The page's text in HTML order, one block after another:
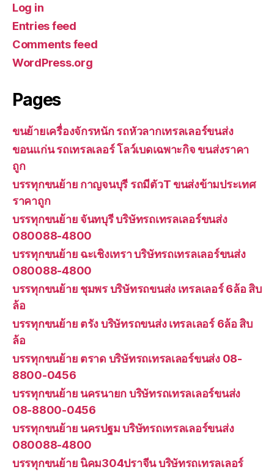
Log in
Entries feed
Comments feed
WordPress.org
Pages
ขนย้ายเครื่องจักรหนัก รถหัวลากเทรลเลอร์ขนส่ง
ขอนแก่น รถเทรลเลอร์ โลว์เบดเฉพาะกิจ ขนส่งราคา
ถูก
บรรทุกขนย้าย กาญจนบุรี รถมีตัวT ขนส่งข้ามประเทศ
ราคาถูก
บรรทุกขนย้าย จันทบุรี บริษัทรถเทรลเลอร์ขนส่ง
080088-4800
บรรทุกขนย้าย ฉะเชิงเทรา บริษัทรถเทรลเลอร์ขนส่ง
080088-4800
บรรทุกขนย้าย ชุมพร บริษัทรถขนส่ง เทรลเลอร์ 6ล้อ สิบ
ล้อ
บรรทุกขนย้าย ตรัง บริษัทรถขนส่ง เทรลเลอร์ 6ล้อ สิบ
ล้อ
บรรทุกขนย้าย ตราด บริษัทรถเทรลเลอร์ขนส่ง 08-
8800-0456
บรรทุกขนย้าย นครนายก บริษัทรถเทรลเลอร์ขนส่ง
08-8800-0456
บรรทุกขนย้าย นครปฐม บริษัทรถเทรลเลอร์ขนส่ง
080088-4800
บรรทุกขนย้าย นิคม304ปราจีน บริษัทรถเทรลเลอร์